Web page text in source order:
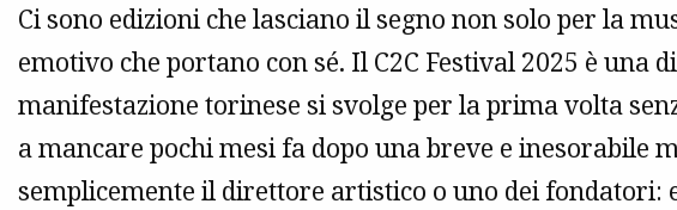
Ci sono edizioni che lasciano il segno non solo per la
emotivo che portano con sé. Il C2C Festival 2025 è una
manifestazione torinese si svolge per la prima volta
a mancare pochi mesi fa dopo una breve e inesorabile
semplicemente il direttore artistico o uno dei fondatori: